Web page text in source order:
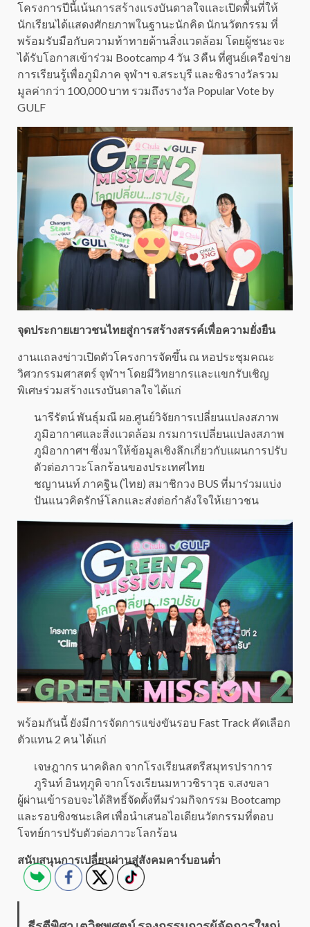
โครงการปีนี้เน้นการสร้างแรงบันดาลใจและเปิดพื้นที่ให้
นักเรียนได้แสดงศักยภาพในฐานะนักคิด นักนวัตกรรม ที่
พร้อมรับมือกับความท้าทายด้านสิ่งแวดล้อม โดยผู้ชนะจะ
ได้รับโอกาสเข้าร่วม Bootcamp 4 วัน 3 คืน ที่ศูนย์เครือข่าย
การเรียนรู้เพื่อภูมิภาค จุฬาฯ จ.สระบุรี และชิงรางวัลรวม
มูลค่ากว่า 100,000 บาท รวมถึงรางวัล Popular Vote by
GULF
จุดประกายเยาวชนไทยสู่การสร้างสรรค์เพื่อความยั่งยืน
งานแถลงข่าวเปิดตัวโครงการจัดขึ้น ณ หอประชุมคณะ
วิศวกรรมศาสตร์ จุฬาฯ โดยมีวิทยากรและแขกรับเชิญ
พิเศษร่วมสร้างแรงบันดาลใจ ได้แก่
นารีรัตน์ พันธุ์มณี ผอ.ศูนย์วิจัยการเปลี่ยนแปลงสภาพ
ภูมิอากาศและสิ่งแวดล้อม กรมการเปลี่ยนแปลงสภาพ
ภูมิอากาศฯ ซึ่งมาให้ข้อมูลเชิงลึกเกี่ยวกับแผนการปรับ
ตัวต่อภาวะโลกร้อนของประเทศไทย
ชญานนท์ ภาคฐิน (ไทย) สมาชิกวง BUS ที่มาร่วมแบ่ง
ปันแนวคิดรักษ์โลกและส่งต่อกำลังใจให้เยาวชน
พร้อมกันนี้ ยังมีการจัดการแข่งขันรอบ Fast Track คัดเลือก
ตัวแทน 2 คน ได้แก่
เจษฎากร นาคดิลก จากโรงเรียนสตรีสมุทรปราการ
ภูรินท์ อินทุภูติ จากโรงเรียนมหาวชิราวุธ จ.สงขลา
ผู้ผ่านเข้ารอบจะได้สิทธิ์จัดตั้งทีมร่วมกิจกรรม Bootcamp
และรอบชิงชนะเลิศ เพื่อนำเสนอไอเดียนวัตกรรมที่ตอบ
โจทย์การปรับตัวต่อภาวะโลกร้อน
สนับสนุนการเปลี่ยนผ่านสู่สังคมคาร์บอนต่ำ